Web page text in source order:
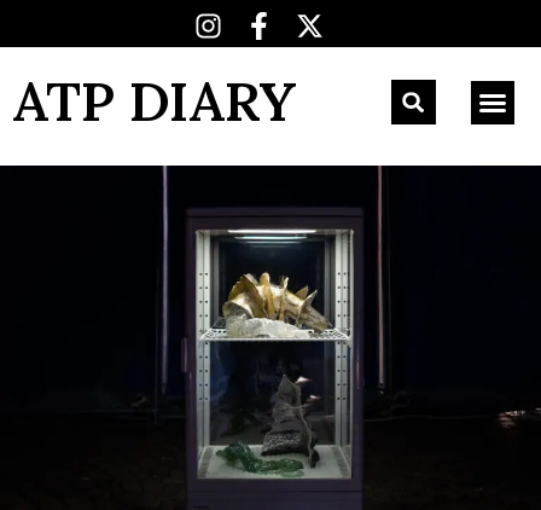
ATP DIARY